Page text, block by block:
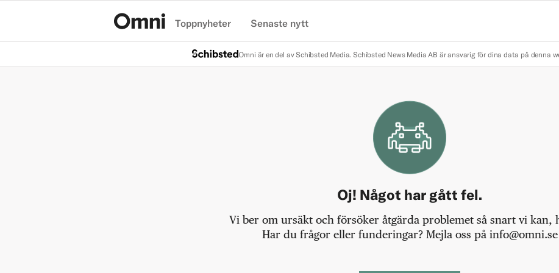
Toppnyheter Senaste nytt
Omni är en del av Schibsted Media. Schibsted News Media AB är ansvarig för dina data på denna
Oj! Något har gått fel.
Vi ber om ursäkt och försöker åtgärda problemet så snart vi kan,
Har du frågor eller funderingar? Mejla oss på info@omni.se